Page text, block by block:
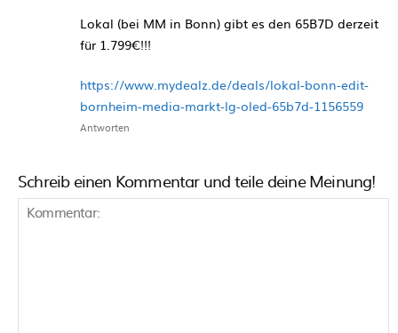
Lokal (bei MM in Bonn) gibt es den 65B7D derzeit
für 1.799€!!!
https://www.mydealz.de/deals/lokal-bonn-edit-
bornheim-media-markt-lg-oled-65b7d-1156559
Antworten
Schreib einen Kommentar und teile deine Meinung!